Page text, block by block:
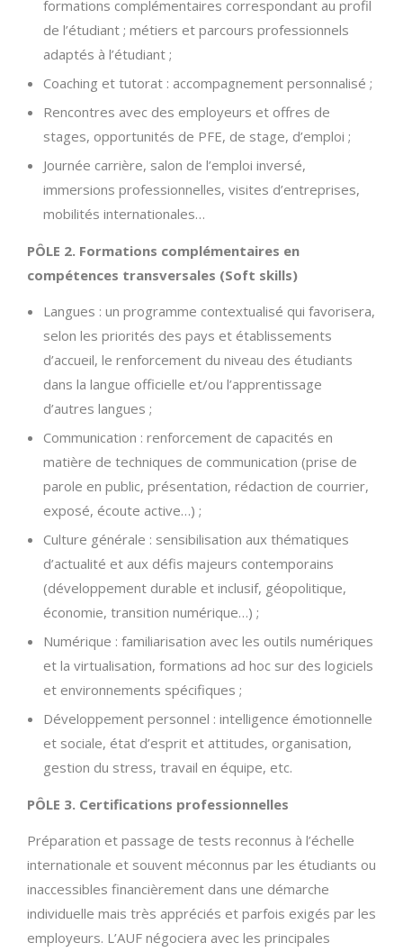
formations complémentaires correspondant au profil
de l’étudiant ; métiers et parcours professionnels
adaptés à l’étudiant ;
Coaching et tutorat : accompagnement personnalisé ;
Rencontres avec des employeurs et offres de
stages, opportunités de PFE, de stage, d’emploi ;
Journée carrière, salon de l’emploi inversé,
immersions professionnelles, visites d’entreprises,
mobilités internationales…
PÔLE 2. Formations complémentaires en
compétences transversales (Soft skills)
Langues : un programme contextualisé qui favorisera,
selon les priorités des pays et établissements
d’accueil, le renforcement du niveau des étudiants
dans la langue officielle et/ou l’apprentissage
d’autres langues ;
Communication : renforcement de capacités en
matière de techniques de communication (prise de
parole en public, présentation, rédaction de courrier,
exposé, écoute active…) ;
Culture générale : sensibilisation aux thématiques
d’actualité et aux défis majeurs contemporains
(développement durable et inclusif, géopolitique,
économie, transition numérique…) ;
Numérique : familiarisation avec les outils numériques
et la virtualisation, formations ad hoc sur des logiciels
et environnements spécifiques ;
Développement personnel : intelligence émotionnelle
et sociale, état d’esprit et attitudes, organisation,
gestion du stress, travail en équipe, etc.
PÔLE 3. Certifications professionnelles
Préparation et passage de tests reconnus à l’échelle
internationale et souvent méconnus par les étudiants ou
inaccessibles financièrement dans une démarche
individuelle mais très appréciés et parfois exigés par les
employeurs. L’AUF négociera avec les principales